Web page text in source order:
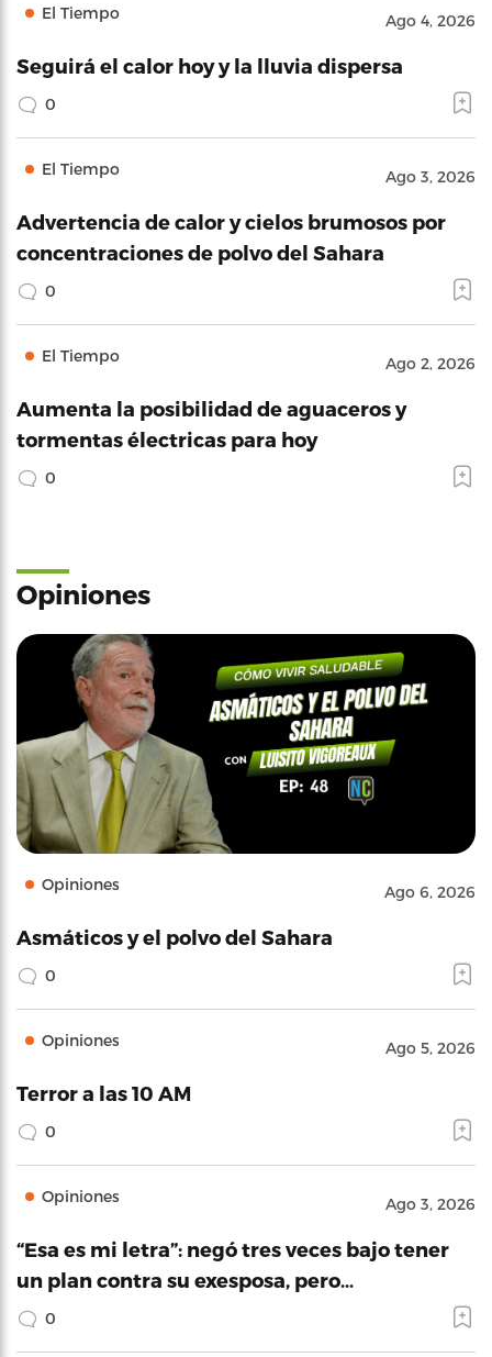
El Tiempo Ago 4, 2026
Seguirá el calor hoy y la lluvia dispersa
0
El Tiempo Ago 3, 2026
Advertencia de calor y cielos brumosos por
concentraciones de polvo del Sahara
0
El Tiempo Ago 2, 2026
Aumenta la posibilidad de aguaceros y
tormentas électricas para hoy
0
Opiniones
Opiniones Ago 6, 2026
Asmáticos y el polvo del Sahara
0
Opiniones Ago 5, 2026
Terror a las 10 AM
0
Opiniones Ago 3, 2026
“Esa es mi letra”: negó tres veces bajo tener
un plan contra su exesposa, pero…
0